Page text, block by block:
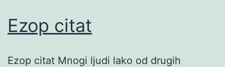
Ezop citat
Ezop citat Mnogi ljudi lako od drugih